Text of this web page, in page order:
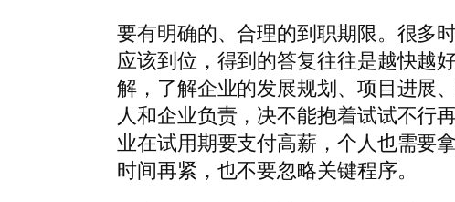
要有明确的、合理的到职期限。很多
应该到位，得到的答复往往是越快越
解，了解企业的发展规划、项目进展
人和企业负责，决不能抱着试试不行
业在试用期要支付高薪，个人也需要
时间再紧，也不要忽略关键程序。